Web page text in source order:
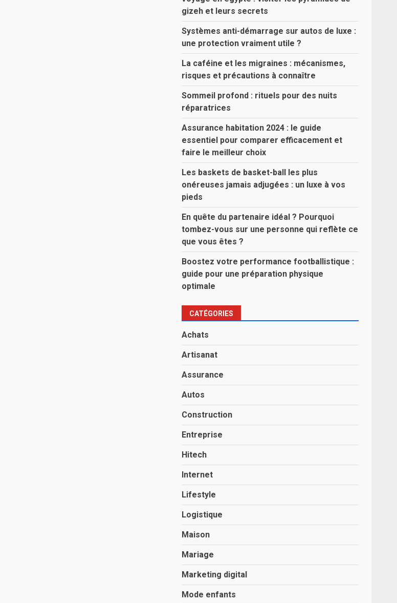
gizeh et leurs secrets
Systèmes anti-démarrage sur autos de luxe :
une protection vraiment utile ?
La caféine et les migraines : mécanismes,
risques et précautions à connaître
Sommeil profond : rituels pour des nuits
réparatrices
Assurance habitation 2024 : le guide
essentiel pour comparer efficacement et
faire le meilleur choix
Les baskets de basket-ball les plus
onéreuses jamais adjugées : un luxe à vos
pieds
En quête du partenaire idéal ? Pourquoi
tombez-vous sur une personne qui reflète ce
que vous êtes ?
Boostez votre performance footballistique :
guide pour une préparation physique
optimale
CATÉGORIES
Achats
Artisanat
Assurance
Autos
Construction
Entreprise
Hitech
Internet
Lifestyle
Logistique
Maison
Mariage
Marketing digital
Mode enfants